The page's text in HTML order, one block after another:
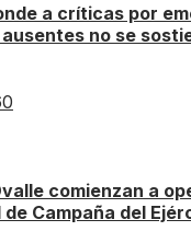
a críticas por
no se
0
comienzan a
Campaña del